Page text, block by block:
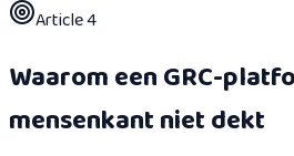
Article 4
Waarom een GRC-
mensenkant niet dekt